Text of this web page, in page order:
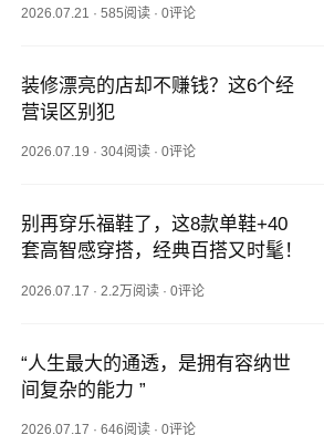
2026.07.21 ·585阅读 ·0评论
装修漂亮的店却不赚钱？这6个经
营误区别犯
2026.07.19 ·304阅读 ·0评论
别再穿乐福鞋了，这8款单鞋+40
套高智感穿搭，经典百搭又时髦！
2026.07.17 · 2.2万阅读 ·0评论
“人生最大的通透，是拥有容纳世
间复杂的能力 ”
2026.07.17 ·646阅读 ·0评论